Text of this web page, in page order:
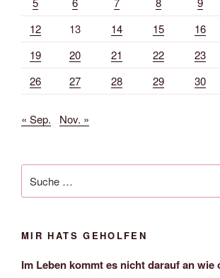
12
13 14 15 16
19
20 21 22 23
26
27 28 29 30
« Sep. Nov. »
nach:
MIR HATS GEHOLFEN
Im Leben kommt es nicht darauf an wie